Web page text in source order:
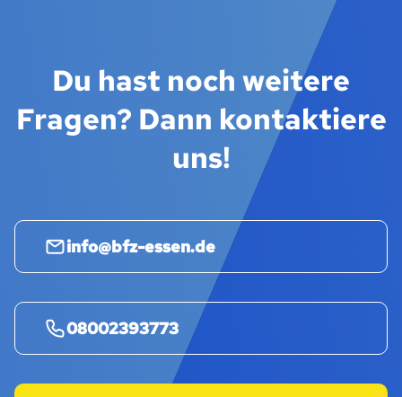
Du hast noch weitere
Fragen? Dann kontaktiere
uns!
info@bfz-essen.de
08002393773